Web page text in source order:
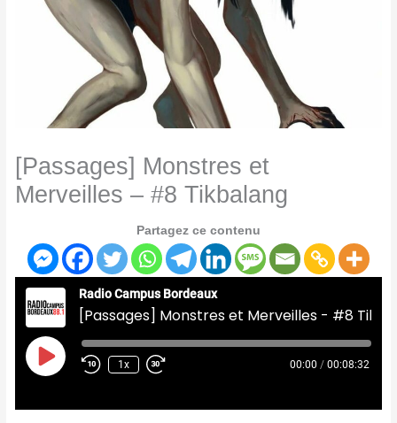
[Passages] Monstres et
Merveilles – #8 Tikbalang
Partagez ce contenu
Radio Campus Bordeaux
Play
Episode
1x 00:00 / 00:08:32